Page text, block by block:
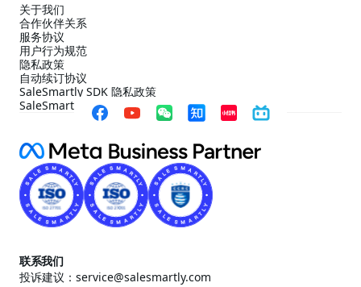
关于我们
合作伙伴关系
服务协议
用户行为规范
隐私政策
自动续订协议
SaleSmartly SDK 隐私政策
SaleSmartly SDK 合规配置指引
联系我们
投诉建议：service@salesmartly.com